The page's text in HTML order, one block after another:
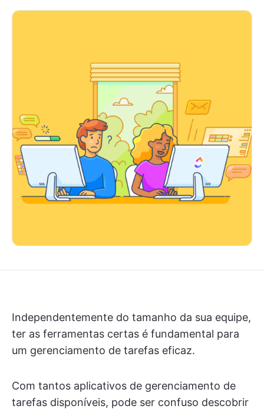
Independentemente do tamanho da sua equipe,
ter as ferramentas certas é fundamental para
um gerenciamento de tarefas eficaz.
Com tantos aplicativos de gerenciamento de
tarefas disponíveis, pode ser confuso descobrir